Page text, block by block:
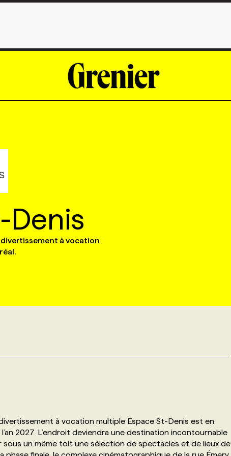
Denis
divertissement à vocation
à vocation multiple Espace St-Denis est en
2027. L’endroit deviendra une destination incontournable
un même toit une sélection de spectacles et de lieux de